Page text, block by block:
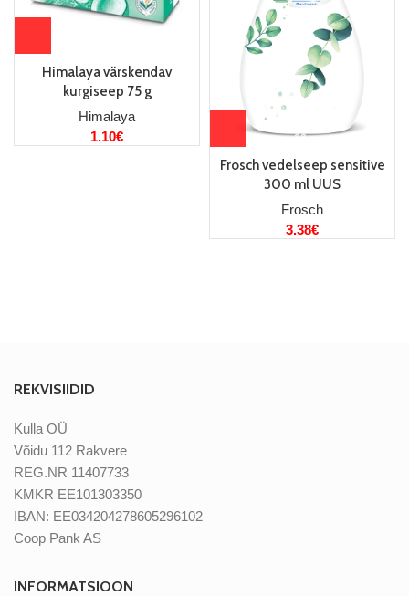
Himalaya värskendav
kurgiseep 75 g
Himalaya
1.10€
Frosch vedelseep sensitive
300 ml UUS
Frosch
3.38€
REKVISIIDID
Kulla OÜ
Võidu 112 Rakvere
REG.NR 11407733
KMKR EE101303350
IBAN: EE034204278605296102
Coop Pank AS
INFORMATSIOON